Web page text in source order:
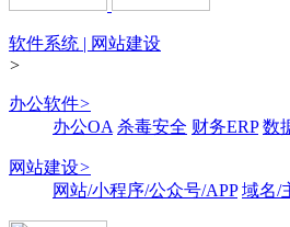
软件系统 | 网站建设
>
办公软件>
办公OA 杀毒安全 财务ERP 数
网站建设>
网站/小程序/公众号/APP 域名/